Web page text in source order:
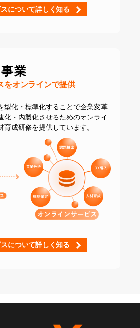
について詳しく知る
業
をオンラインで提供
型化・標準化することで企業変革
化・内製化させるためのオンライ
育成研修を提供しています。
について詳しく知る